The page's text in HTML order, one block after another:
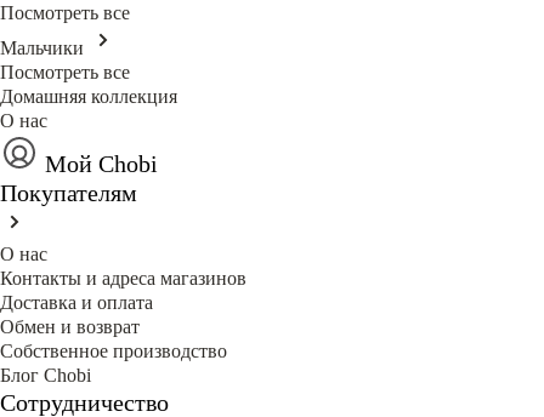
Посмотреть все
Мальчики
Посмотреть все
Домашняя коллекция
О нас
Мой Chobi
Покупателям
О нас
Контакты и адреса магазинов
Доставка и оплата
Обмен и возврат
Собственное производство
Блог Сhobi
Сотрудничество